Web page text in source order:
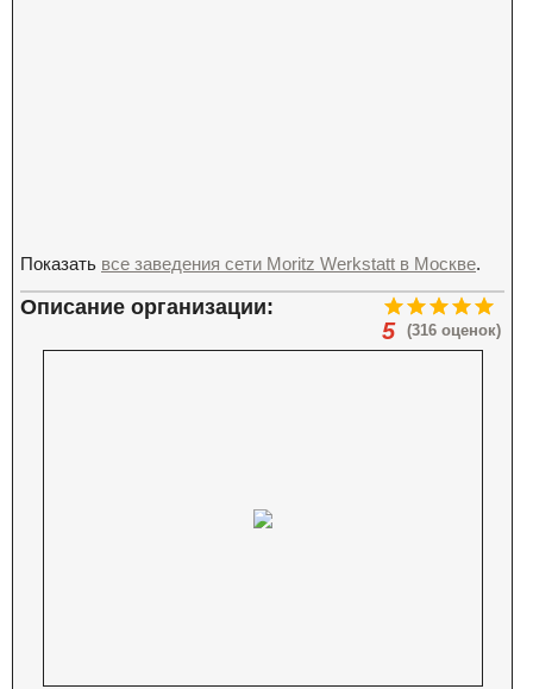
Показать все заведения сети Moritz Werkstatt в Москве.
(316 оценок)
5
Описание организации: